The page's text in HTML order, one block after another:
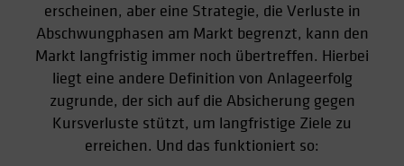
Singapore
South Korea - 대한민국
Spain
Sweden
Switzerland
erscheinen, aber eine Strategie, die Verluste in
Abschwungphasen am Markt begrenzt, kann den
Markt langfristig immer noch übertreffen. Hierbei
liegt eine andere Definition von Anlageerfolg
zugrunde, der sich auf die Absicherung gegen
Kursverluste stützt, um langfristige Ziele zu
erreichen. Und das funktioniert so: